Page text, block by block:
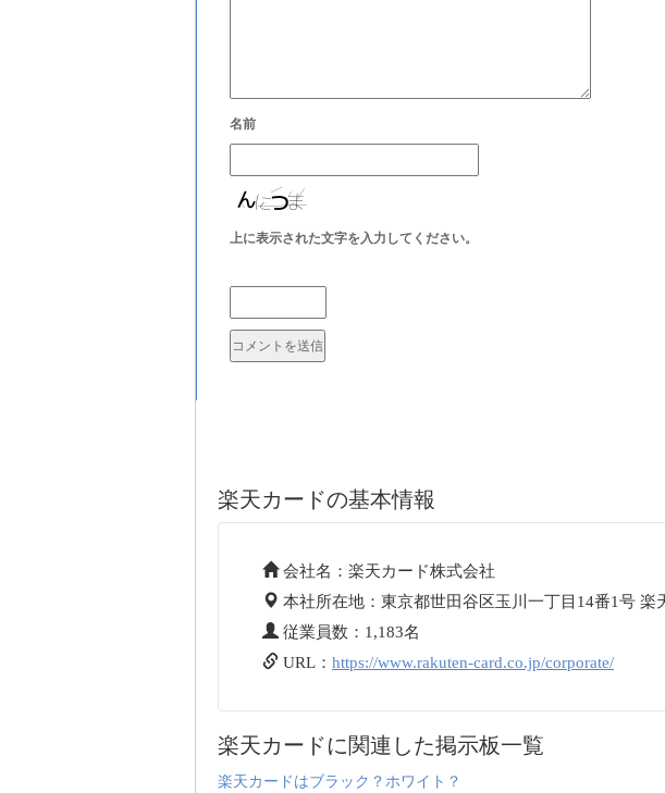
名前
上に表示された文字を入力してください。
楽天カードの基本情報
会社名：楽天カード株式会社
本社所在地：東京都世田谷区玉川一丁目14番1号 楽
従業員数：1,183名
URL： https://www.rakuten-card.co.jp/corporate/
楽天カードに関連した掲示板一覧
楽天カードはブラック？ホワイト？